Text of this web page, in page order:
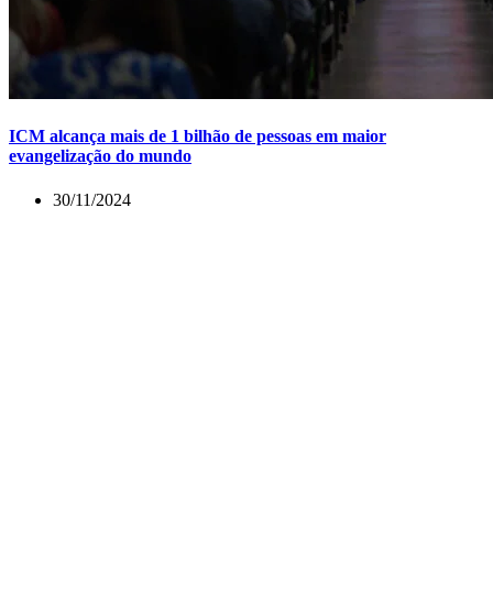
ICM alcança mais de 1 bilhão de pessoas em maior
evangelização do mundo
30/11/2024